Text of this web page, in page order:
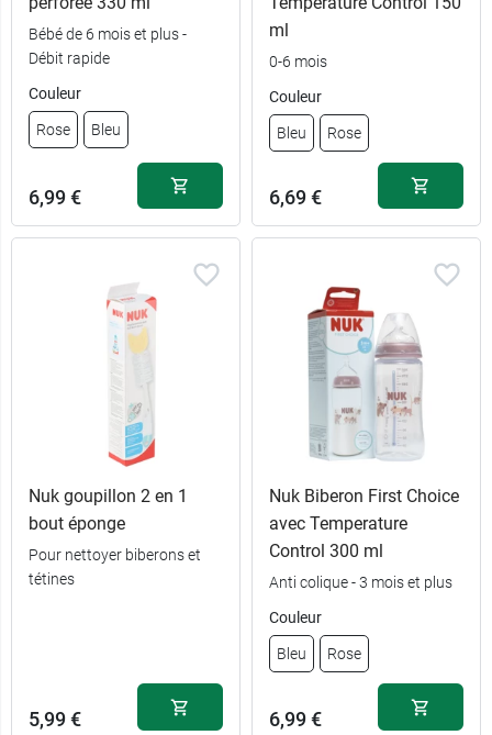
Bébé de 6 mois et plus -
Débit rapide
Couleur
Rose Bleu
6,99 €
6,99 €
ml
0-6 mois
Couleur
Bleu Rose
6,69 €
Bleu
6,69 €
Nuk goupillon 2 en 1
bout éponge
Pour nettoyer biberons et
tétines
5,99 €
Nuk Biberon First Choice
avec Temperature
Control 300 ml
Anti colique - 3 mois et plus
Couleur
Bleu Rose
6,99 €